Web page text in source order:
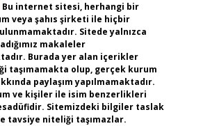
Bu internet sitesi, herhangi bir
veya şahıs şirketi ile hiçbir
Sitede yalnızca
makaleler
Burada yer alan içerikler
taşımamakta olup, gerçek kurum
paylaşım yapılmamaktadır.
ve kişiler ile isim benzerlikleri
Sitemizdeki bilgiler taslak
tavsiye niteliği taşımazlar.